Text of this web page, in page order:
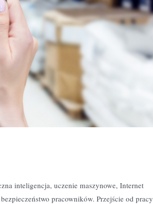
inteligencja, uczenie maszynowe, Internet
pracowników. Przejście od pracy